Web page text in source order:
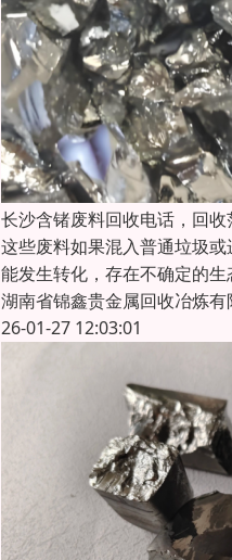
长沙含锗废料回收电话，回
这些废料如果混入普通垃圾
能发生转化，存在不确定的
湖南省锦鑫贵金属回收冶炼有
26-01-27 12:03:01